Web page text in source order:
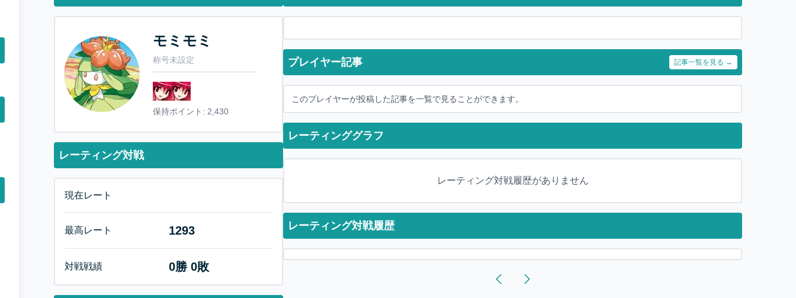
モミモミ
称号未設定
保持ポイント: 2,430
レーティング対戦
現在レート
最高レート 1293
対戦戦績 0勝 0敗
プレイヤー記事 記事一覧を見る →
このプレイヤーが投稿した記事を一覧で見ることができます。
レーティンググラフ
レーティング対戦履歴がありません
レーティング対戦履歴